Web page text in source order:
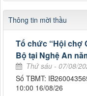
Thông tin mời thầu
Tổ chức “Hội chợ
Bộ tại Nghệ An
Thứ sáu - 07/08/
Số TBMT:
10:00 16/08/26